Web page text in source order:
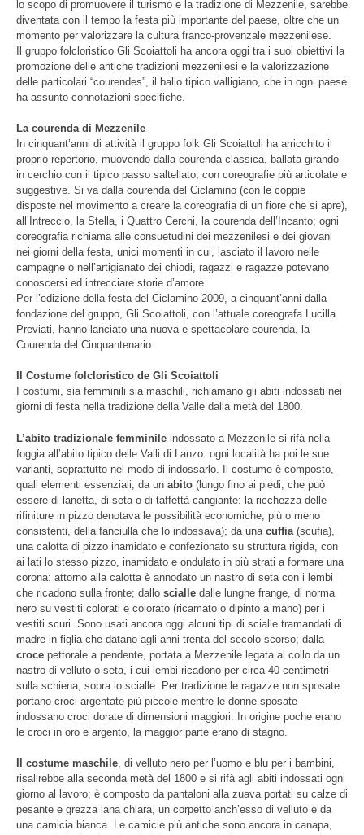
lo scopo di promuovere il turismo e la tradizione di Mezzenile, sarebbe
diventata con il tempo la festa più importante del paese, oltre che un
momento per valorizzare la cultura franco-provenzale mezzenilese.
Il gruppo folcloristico Gli Scoiattoli ha ancora oggi tra i suoi obiettivi la
promozione delle antiche tradizioni mezzenilesi e la valorizzazione
delle particolari “courendes”, il ballo tipico valligiano, che in ogni paese
ha assunto connotazioni specifiche.
La courenda di Mezzenile
In cinquant’anni di attività il gruppo folk Gli Scoiattoli ha arricchito il
proprio repertorio, muovendo dalla courenda classica, ballata girando
in cerchio con il tipico passo saltellato, con coreografie più articolate e
suggestive. Si va dalla courenda del Ciclamino (con le coppie
disposte nel movimento a creare la coreografia di un fiore che si apre),
all’Intreccio, la Stella, i Quattro Cerchi, la courenda dell’Incanto; ogni
coreografia richiama alle consuetudini dei mezzenilesi e dei giovani
nei giorni della festa, unici momenti in cui, lasciato il lavoro nelle
campagne o nell’artigianato dei chiodi, ragazzi e ragazze potevano
conoscersi ed intrecciare storie d’amore.
Per l’edizione della festa del Ciclamino 2009, a cinquant’anni dalla
fondazione del gruppo, Gli Scoiattoli, con l’attuale coreografa Lucilla
Previati, hanno lanciato una nuova e spettacolare courenda, la
Courenda del Cinquantenario.
Il Costume folcloristico de Gli Scoiattoli
I costumi, sia femminili sia maschili, richiamano gli abiti indossati nei
giorni di festa nella tradizione della Valle dalla metà del 1800.
L’abito tradizionale femminile indossato a Mezzenile si rifà nella
foggia all’abito tipico delle Valli di Lanzo: ogni località ha poi le sue
varianti, soprattutto nel modo di indossarlo. Il costume è composto,
quali elementi essenziali, da un abito (lungo fino ai piedi, che può
essere di lanetta, di seta o di taffettà cangiante: la ricchezza delle
rifiniture in pizzo denotava le possibilità economiche, più o meno
consistenti, della fanciulla che lo indossava); da una cuffia (scufia),
una calotta di pizzo inamidato e confezionato su struttura rigida, con
ai lati lo stesso pizzo, inamidato e ondulato in più strati a formare una
corona: attorno alla calotta è annodato un nastro di seta con i lembi
che ricadono sulla fronte; dallo scialle dalle lunghe frange, di norma
nero su vestiti colorati e colorato (ricamato o dipinto a mano) per i
vestiti scuri. Sono usati ancora oggi alcuni tipi di scialle tramandati di
madre in figlia che datano agli anni trenta del secolo scorso; dalla
croce pettorale a pendente, portata a Mezzenile legata al collo da un
nastro di velluto o seta, i cui lembi ricadono per circa 40 centimetri
sulla schiena, sopra lo scialle. Per tradizione le ragazze non sposate
portano croci argentate più piccole mentre le donne sposate
indossano croci dorate di dimensioni maggiori. In origine poche erano
le croci in oro e argento, la maggior parte erano di stagno.
Il costume maschile , di velluto nero per l’uomo e blu per i bambini,
risalirebbe alla seconda metà del 1800 e si rifà agli abiti indossati ogni
giorno al lavoro; è composto da pantaloni alla zuava portati su calze di
pesante e grezza lana chiara, un corpetto anch’esso di velluto e da
una camicia bianca. Le camicie più antiche sono ancora in canapa,